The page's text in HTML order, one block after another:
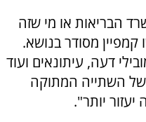
הבריאות או מי שזה
מסודר בנושא.
דעה, עיתונאים ועוד
השתייה המתוקה
יותר".